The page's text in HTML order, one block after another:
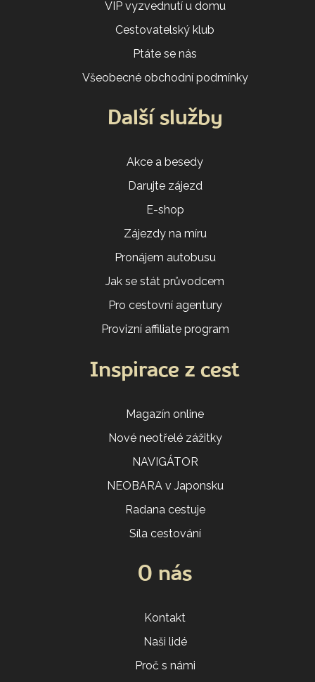
VIP vyzvednutí u domu
Cestovatelský klub
Ptáte se nás
Všeobecné obchodní podmínky
Další služby
Akce a besedy
Darujte zájezd
E-shop
Zájezdy na míru
Pronájem autobusu
Jak se stát průvodcem
Pro cestovní agentury
Provizní affiliate program
Inspirace z cest
Magazín online
Nové neotřelé zážitky
NAVIGÁTOR
NEOBARA v Japonsku
Radana cestuje
Síla cestování
O nás
Kontakt
Naši lidé
Proč s námi